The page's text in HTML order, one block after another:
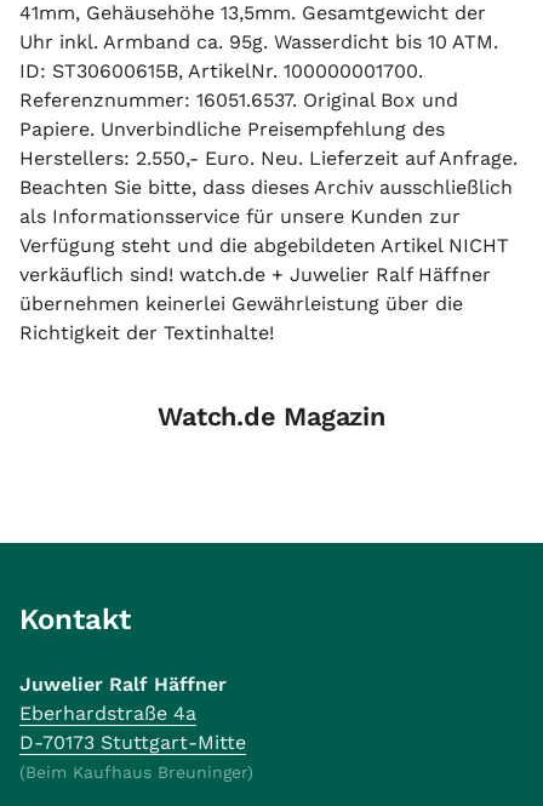
41mm, Gehäusehöhe 13,5mm. Gesamtgewicht der
Uhr inkl. Armband ca. 95g. Wasserdicht bis 10 ATM.
ID: ST30600615B, ArtikelNr. 100000001700.
Referenznummer: 16051.6537. Original Box und
Papiere. Unverbindliche Preisempfehlung des
Herstellers: 2.550,- Euro. Neu. Lieferzeit auf Anfrage.
Beachten Sie bitte, dass dieses Archiv ausschließlich
als Informationsservice für unsere Kunden zur
Verfügung steht und die abgebildeten Artikel NICHT
verkäuflich sind! watch.de + Juwelier Ralf Häffner
übernehmen keinerlei Gewährleistung über die
Richtigkeit der Textinhalte!
Watch.de Magazin
Kontakt
Juwelier Ralf Häffner
Eberhardstraße 4a
D-70173 Stuttgart-Mitte
(Beim Kaufhaus Breuninger)